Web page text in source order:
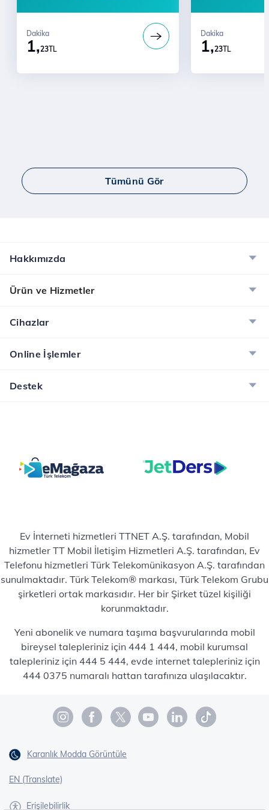
1,23TL
Dakika
1,23TL
Dakika
Tümünü Gör
Hakkımızda
Ürün ve Hizmetler
Cihazlar
Online İşlemler
Destek
Ev İnterneti hizmetleri TTNET A.Ş. tarafından, Mobil
hizmetler TT Mobil İletişim Hizmetleri A.Ş. tarafından, Ev
Telefonu hizmetleri Türk Telekomünikasyon A.Ş. tarafından
sunulmaktadır. Türk Telekom® markası, Türk Telekom Grubu
şirketleri ortak markasıdır. Her bir Şirket tüzel kişiliği
korunmaktadır.
Yeni abonelik ve numara taşıma başvurularında mobil
bireysel talepleriniz için 444 1 444, mobil kurumsal
talepleriniz için 444 5 444, evde internet talepleriniz için
444 0375 numaralı hattan tarafınıza ulaşılacaktır.
Karanlık Modda Görüntüle
EN (Translate)
Erişilebilirlik